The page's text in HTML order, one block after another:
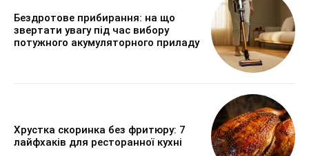
Бездротове прибирання: на що
звертати увагу під час вибору
потужного акумуляторного приладу
Хрустка скоринка без фритюру: 7
лайфхаків для ресторанної кухні